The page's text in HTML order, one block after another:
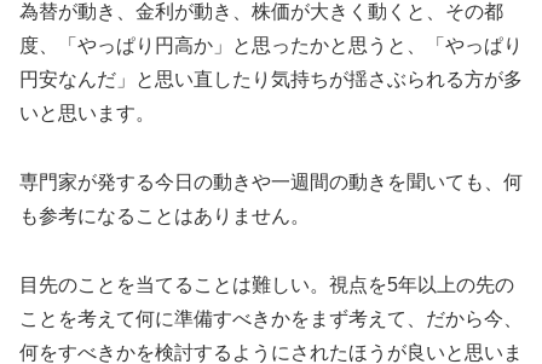
為替が動き、金利が動き、株価が大きく動くと、その都
度、「やっぱり円高か」と思ったかと思うと、「やっぱり
円安なんだ」と思い直したり気持ちが揺さぶられる方が多
いと思います。
専門家が発する今日の動きや一週間の動きを聞いても、何
も参考になることはありません。
目先のことを当てることは難しい。視点を5年以上の先の
ことを考えて何に準備すべきかをまず考えて、だから今、
何をすべきかを検討するようにされたほうが良いと思いま